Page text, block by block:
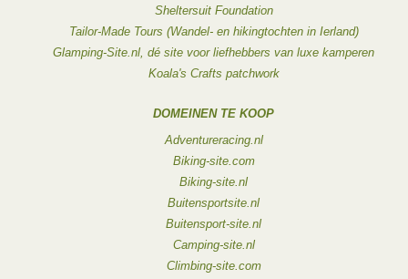
Sheltersuit Foundation
Tailor-Made Tours (Wandel- en hikingtochten in Ierland)
Glamping-Site.nl, dé site voor liefhebbers van luxe kamperen
Koala's Crafts patchwork
DOMEINEN TE KOOP
Adventureracing.nl
Biking-site.com
Biking-site.nl
Buitensportsite.nl
Buitensport-site.nl
Camping-site.nl
Climbing-site.com